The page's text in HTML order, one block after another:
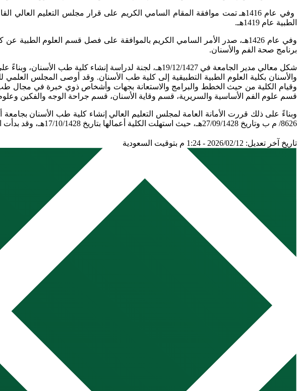
وفي عام 1416هـ تمت موافقة المقام السامي الكريم على قرار مجلس التعليم
الطبية عام 1419هـ.
وفي عام 1426هـ، صدر الأمر السامي الكريم بالموافقة على فصل قسم العلوم
برنامج صحة الفم والأسنان.
قسم علوم الفم الأساسية والسريرية، قسم وقاية الأسنان، قسم جراحة الوجه والفكين
8626/ م ب وتاريخ 27/09/1428هـ، حيث استهلت الكلية أعمالها بتاريخ 17/10/1428هـ، وقد بدأت الدراسة في الكلية عام 1430هـ.
تاريخ آخر تعديل: 2026/02/12 - 1:24 م بتوقيت السعودية